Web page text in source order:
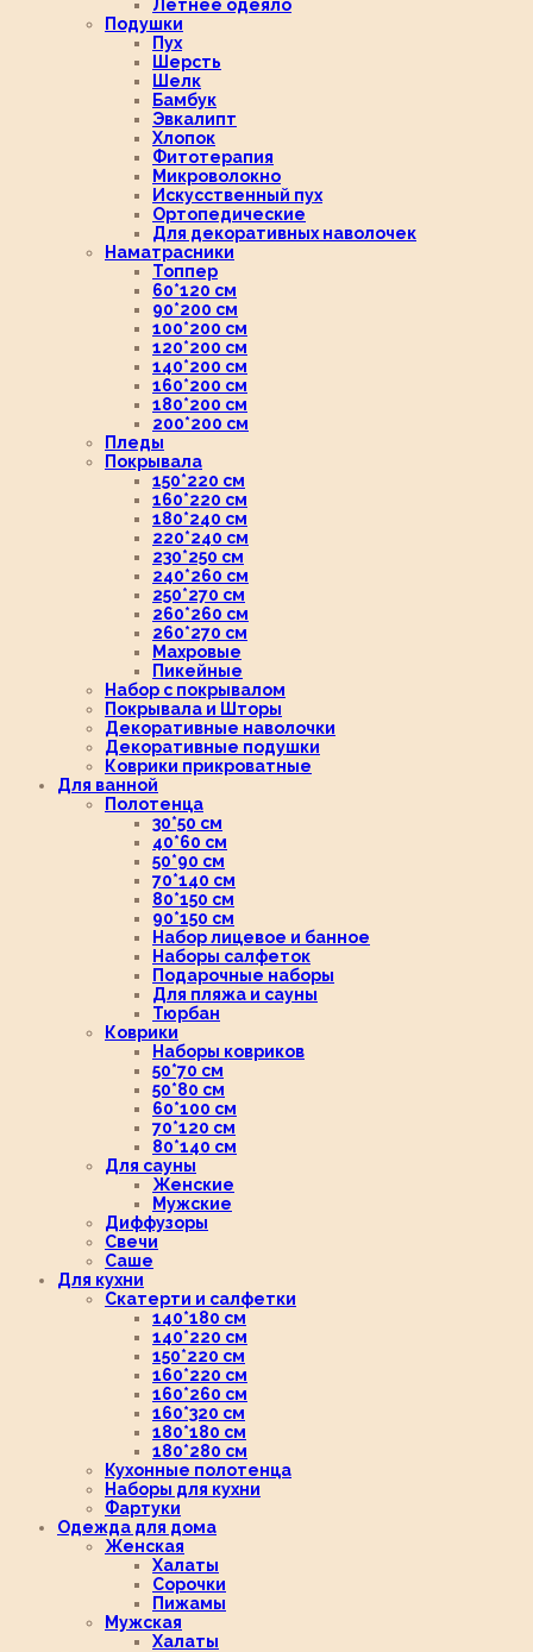
Летнее одеяло
Подушки
Пух
Шерсть
Шелк
Бамбук
Эвкалипт
Хлопок
Фитотерапия
Микроволокно
Искусственный пух
Ортопедические
Для декоративных наволочек
Наматрасники
Топпер
60*120 см
90*200 см
100*200 см
120*200 см
140*200 см
160*200 см
180*200 см
200*200 см
Пледы
Покрывала
150*220 см
160*220 см
180*240 см
220*240 см
230*250 см
240*260 см
250*270 см
260*260 см
260*270 см
Махровые
Пикейные
Набор с покрывалом
Покрывала и Шторы
Декоративные наволочки
Декоративные подушки
Коврики прикроватные
Для ванной
Полотенца
30*50 см
40*60 см
50*90 см
70*140 см
80*150 см
90*150 см
Набор лицевое и банное
Наборы салфеток
Подарочные наборы
Для пляжа и сауны
Тюрбан
Коврики
Наборы ковриков
50*70 см
50*80 см
60*100 см
70*120 см
80*140 см
Для сауны
Женские
Мужские
Диффузоры
Свечи
Саше
Для кухни
Скатерти и салфетки
140*180 см
140*220 см
150*220 см
160*220 см
160*260 см
160*320 см
180*180 см
180*280 см
Кухонные полотенца
Наборы для кухни
Фартуки
Одежда для дома
Женская
Халаты
Сорочки
Пижамы
Мужская
Халаты